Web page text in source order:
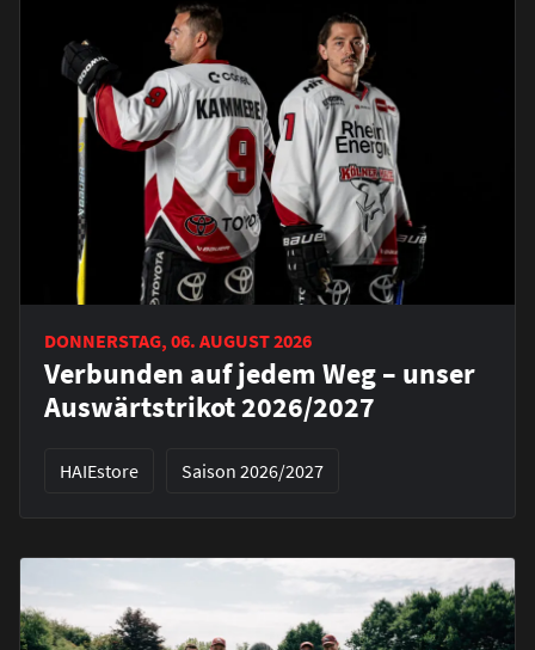
DONNERSTAG, 06. AUGUST 2026
Verbunden auf jedem Weg – unser
Auswärtstrikot 2026/2027
HAIEstore Saison 2026/2027